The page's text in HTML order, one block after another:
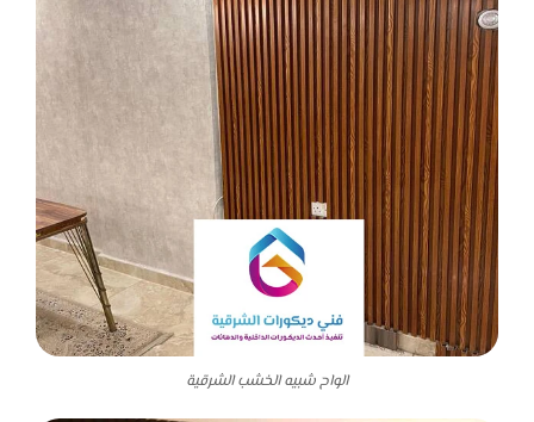
الواح شبيه الخشب الشرقية